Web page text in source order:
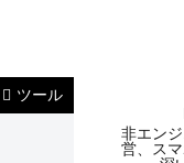
ツール
非エン
営、ス